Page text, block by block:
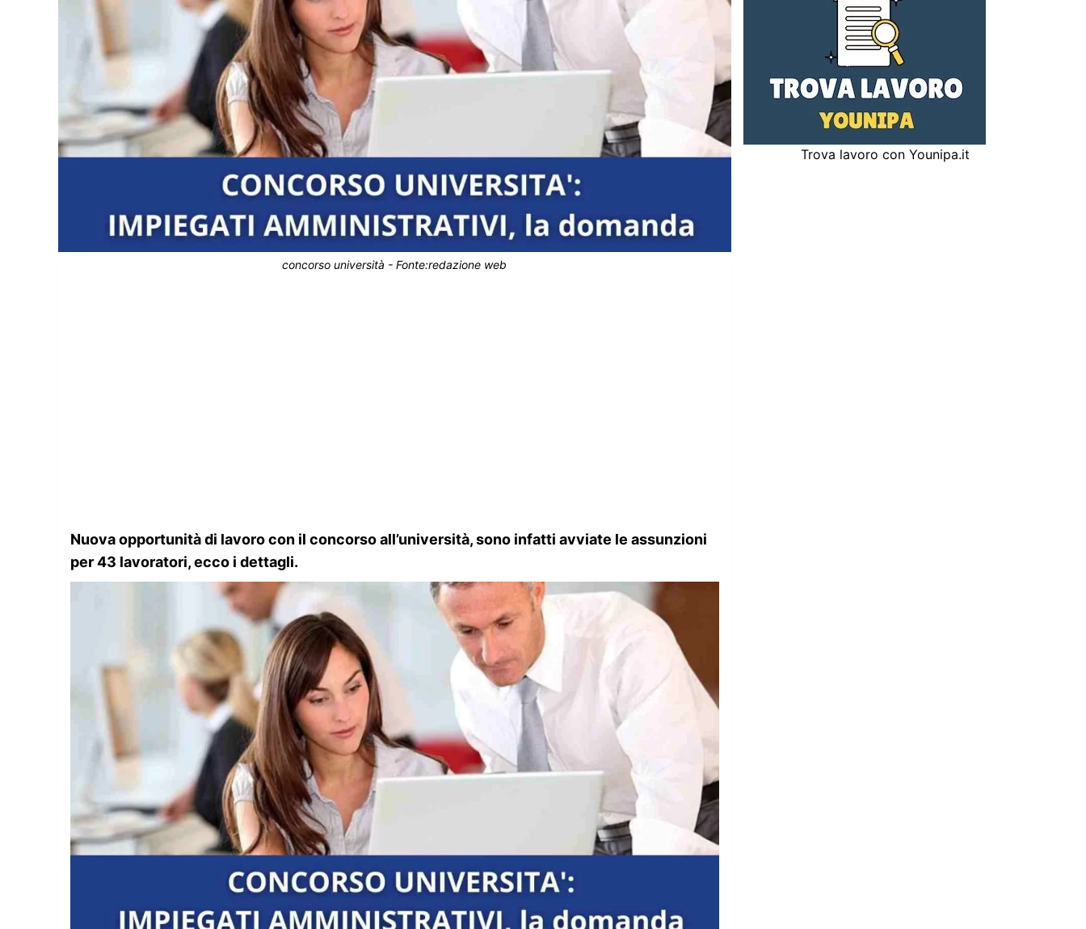
concorso università - Fonte:redazione web
Nuova opportunità di lavoro con il concorso all’università, sono infatti avviate le assunzioni
per 43 lavoratori, ecco i dettagli.
Trova lavoro con Younipa.it